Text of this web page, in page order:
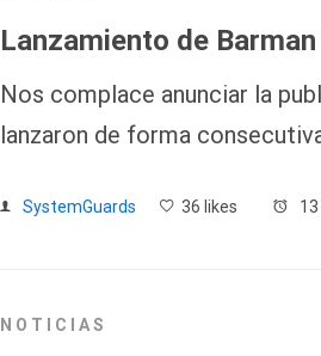
Lanzamiento de
Nos complace anunciar la
lanzaron de forma
SystemGuards 36 likes
NOTICIAS